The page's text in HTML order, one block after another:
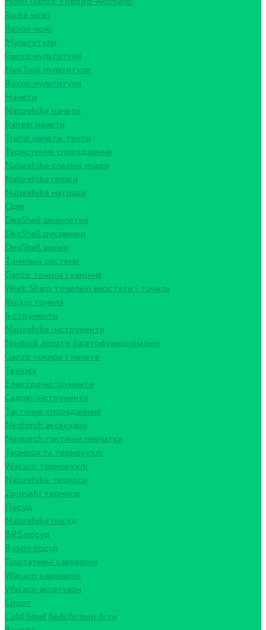
Ruike ножі
Roxon ножi
Мультитули
Ganzo мультитули
NexTool мультитули
Roxon мультитули
Намети
Naturehike намети
Ranger намети
Tramp намети, тенти
Туристичне спорядження
Naturehike спальні мішки
Naturehike гамаки
Naturehike матраци
Одяг
DexShell шкарпетки
DexShell рукавички
DexShell шапки
Точильні системи
Ganzo точила і каміння
Work Sharp точильні верстати і точила
Ruixin точила
Інструменти
Naturehike інструменти
Nextool лопати багатофункціональні
Ganzo сокири і мачете
Техніка
Електроінструменти
Садові інструменти
Тактичне спорядження
Nextorch аксесуари
Nextorch тактичні перчатки
Термоси та термокухлі
Wacaco термокухлі
Naturehike термоси
Zojirushi термоси
Посуд
Naturehike посуд
BRS посуд
Roxon посуд
Портативні кавоварки
Wacaco кавоварки
Wacaco аксесуари
Спорт
Cold Steel бейсбольні біти